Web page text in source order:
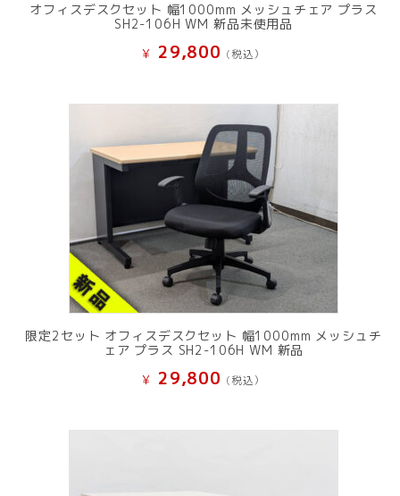
オフィスデスクセット 幅1000mm メッシュチェア プラス
SH2-106H WM 新品未使用品
¥ 29,800 (税込）
限定2セット オフィスデスクセット 幅1000mm メッシュチ
ェア プラス SH2-106H WM 新品
¥ 29,800 (税込）